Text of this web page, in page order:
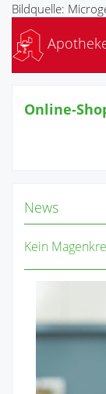
Bildquelle:
Online-
News
Kein